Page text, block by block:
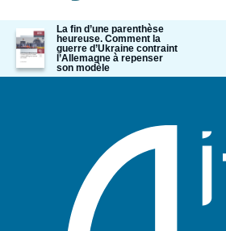
Image
de
couverture
de
La fin d’une parenthèse
heureuse. Comment la
guerre d’Ukraine contraint
l’Allemagne à repenser
son modèle